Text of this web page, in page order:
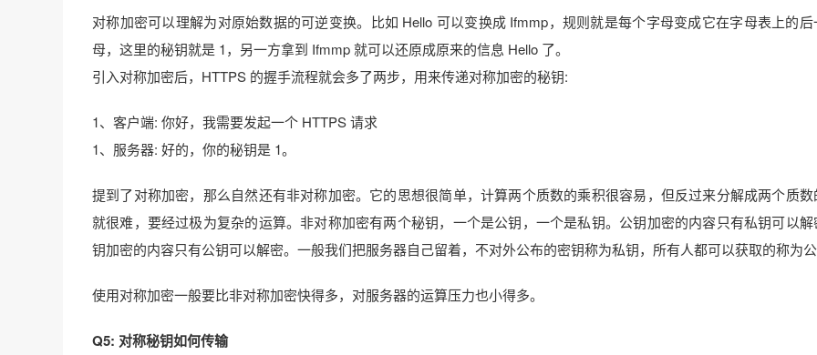
对称加密可以理解为对原始数据的可逆变换。比如 Hello 可以变换成 Ifmmp，规则就是每个字母变成它在字母表上的
母，这里的秘钥就是 1，另一方拿到 Ifmmp 就可以还原成原来的信息 Hello 了。
引入对称加密后，HTTPS 的握手流程就会多了两步，用来传递对称加密的秘钥:
1、客户端: 你好，我需要发起一个 HTTPS 请求
1、服务器: 好的，你的秘钥是 1。
提到了对称加密，那么自然还有非对称加密。它的思想很简单，计算两个质数的乘积很容易，但反过来分解成两个质
就很难，要经过极为复杂的运算。非对称加密有两个秘钥，一个是公钥，一个是私钥。公钥加密的内容只有私钥可以
钥加密的内容只有公钥可以解密。一般我们把服务器自己留着，不对外公布的密钥称为私钥，所有人都可以获取的称为
使用对称加密一般要比非对称加密快得多，对服务器的运算压力也小得多。
Q5: 对称秘钥如何传输